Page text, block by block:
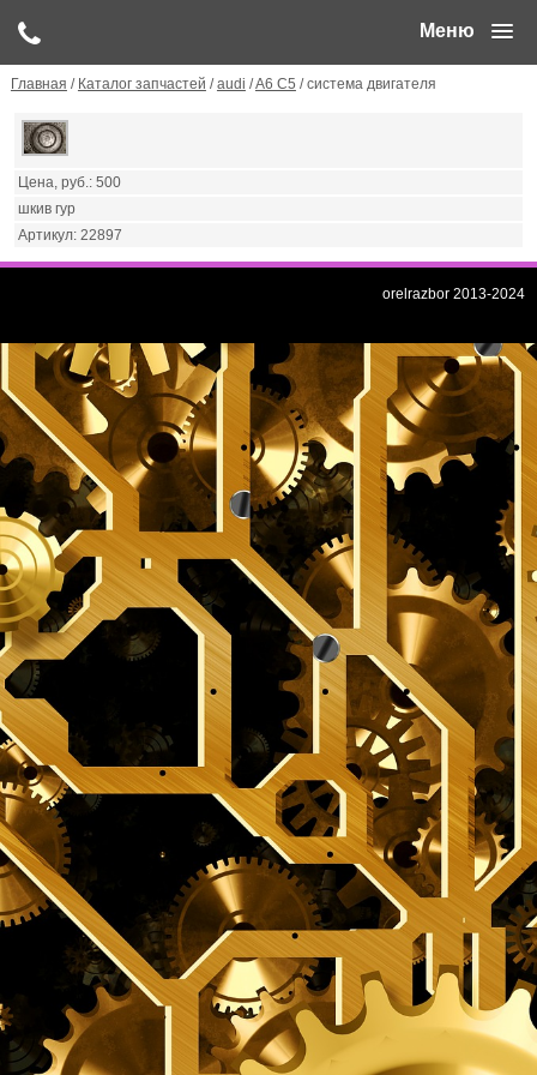
Меню
Главная / Каталог запчастей /audi /A6 C5 / система двигателя
500
шкив гур
22897
orelrazbor 2013-2024